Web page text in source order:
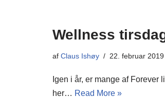
Wellness
af Claus Ishøy 22. februar 2019
Igen i år, er mange af
her… Read More »